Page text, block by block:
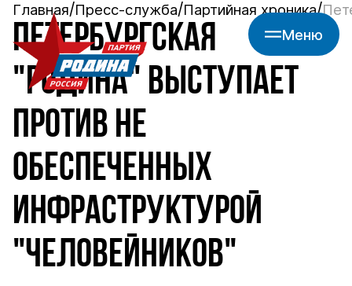
Меню
Главная Пресс-служба Партийная хроника
ПЕТЕРБУРГСКАЯ
"РОДИНА" ВЫСТУПАЕТ
ПРОТИВ НЕ
ОБЕСПЕЧЕННЫХ
ИНФРАСТРУКТУРОЙ
"ЧЕЛОВЕЙНИКОВ"